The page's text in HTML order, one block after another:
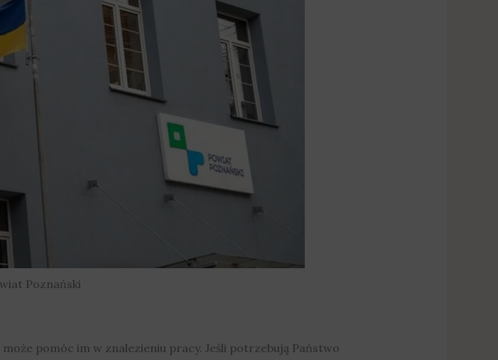
Poznański
może pomóc im w znalezieniu pracy. Jeśli potrzebują Państwo